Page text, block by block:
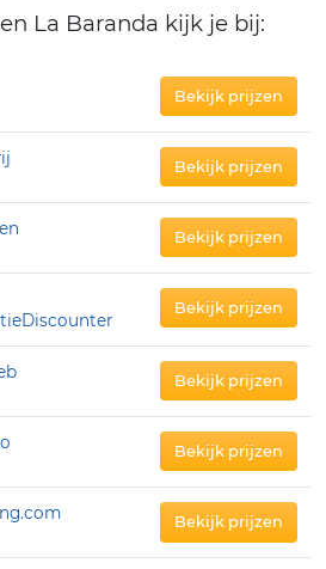
La Baranda kijk je bij:
Bekijk prijzen
Bekijk prijzen
Bekijk prijzen
Bekijk prijzen
Bekijk prijzen
Bekijk prijzen
Bekijk prijzen